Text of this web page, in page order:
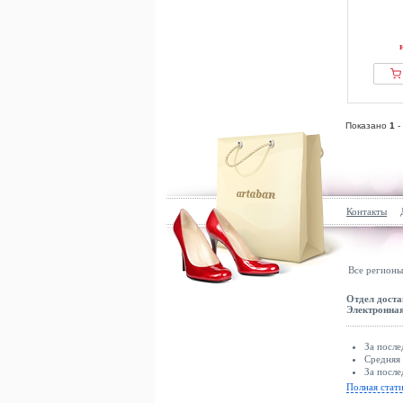
Показано 1 -
Контакты
Все регионы
Отдел
За
Средняя
За
Полная